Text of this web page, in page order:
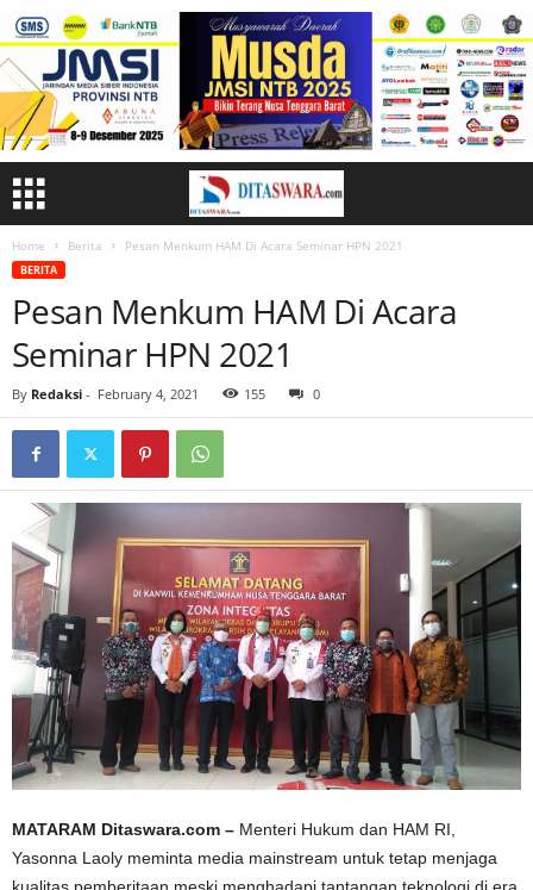
Home Berita Pesan Menkum HAM Di Acara Seminar HPN 2021
BERITA
Pesan Menkum HAM Di Acara
Seminar HPN 2021
By Redaksi - February 4, 2021 155 0
MATARAM Ditaswara.com – Menteri Hukum dan HAM RI,
Yasonna Laoly meminta media mainstream untuk tetap menjaga
kualitas pemberitaan meski menghadapi tantangan teknologi di era